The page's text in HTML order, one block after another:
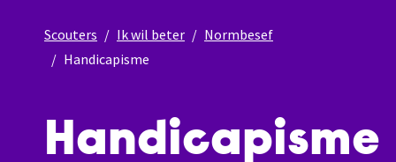
Scouters Ik wil beter
Normbesef
Handicapisme
Handicapisme